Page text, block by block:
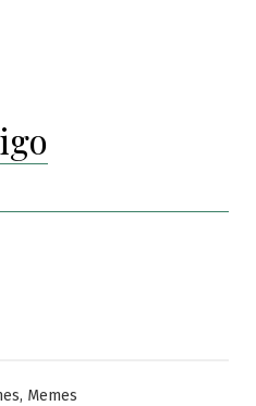
, Memes